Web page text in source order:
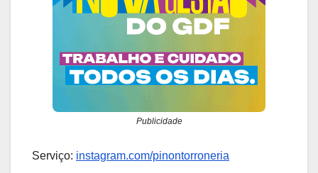
Publicidade
Serviço: instagram.com/pinontorroneria